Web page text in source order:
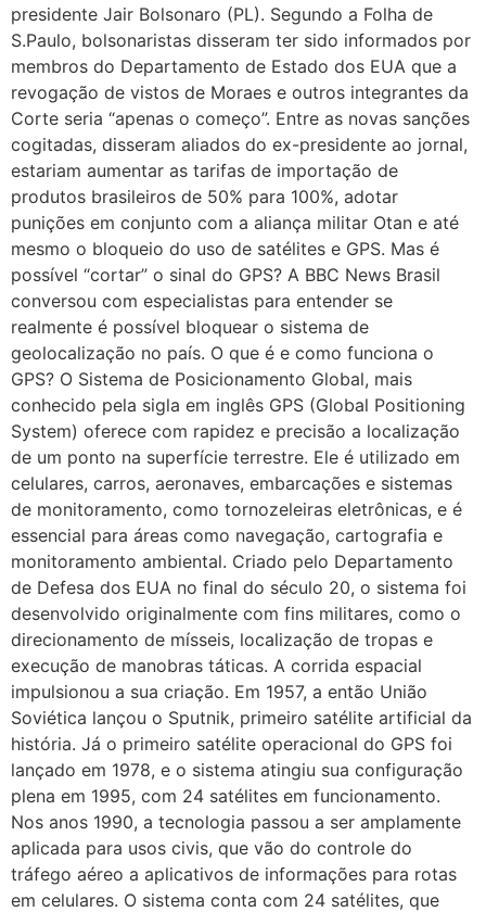
presidente Jair Bolsonaro (PL). Segundo a Folha de
S.Paulo, bolsonaristas disseram ter sido informados por
membros do Departamento de Estado dos EUA que a
revogação de vistos de Moraes e outros integrantes da
Corte seria “apenas o começo”. Entre as novas sanções
cogitadas, disseram aliados do ex-presidente ao jornal,
estariam aumentar as tarifas de importação de
produtos brasileiros de 50% para 100%, adotar
punições em conjunto com a aliança militar Otan e até
mesmo o bloqueio do uso de satélites e GPS. Mas é
possível “cortar” o sinal do GPS? A BBC News Brasil
conversou com especialistas para entender se
realmente é possível bloquear o sistema de
geolocalização no país. O que é e como funciona o
GPS? O Sistema de Posicionamento Global, mais
conhecido pela sigla em inglês GPS (Global Positioning
System) oferece com rapidez e precisão a localização
de um ponto na superfície terrestre. Ele é utilizado em
celulares, carros, aeronaves, embarcações e sistemas
de monitoramento, como tornozeleiras eletrônicas, e é
essencial para áreas como navegação, cartografia e
monitoramento ambiental. Criado pelo Departamento
de Defesa dos EUA no final do século 20, o sistema foi
desenvolvido originalmente com fins militares, como o
direcionamento de mísseis, localização de tropas e
execução de manobras táticas. A corrida espacial
impulsionou a sua criação. Em 1957, a então União
Soviética lançou o Sputnik, primeiro satélite artificial da
história. Já o primeiro satélite operacional do GPS foi
lançado em 1978, e o sistema atingiu sua configuração
plena em 1995, com 24 satélites em funcionamento.
Nos anos 1990, a tecnologia passou a ser amplamente
aplicada para usos civis, que vão do controle do
tráfego aéreo a aplicativos de informações para rotas
em celulares. O sistema conta com 24 satélites, que